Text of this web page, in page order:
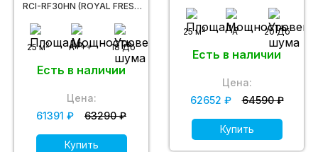
RCI-RF30HN (ROYAL FRESH
25 м2 A+++ 18 Дб
Есть в наличии
Цена:
61391 ₽
63290 ₽
Купить
25 м2 A 20 Дб
Есть в наличии
Цена:
62652 ₽
64590 ₽
Купить